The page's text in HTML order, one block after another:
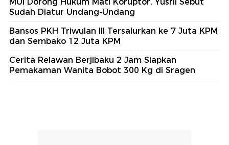
Sudah Diatur Undang-Undang
Bansos PKH Triwulan III Tersalurkan ke 7 Juta KPM
dan Sembako 12 Juta KPM
Cerita Relawan Berjibaku 2 Jam Siapkan
Pemakaman Wanita Bobot 300 Kg di Sragen